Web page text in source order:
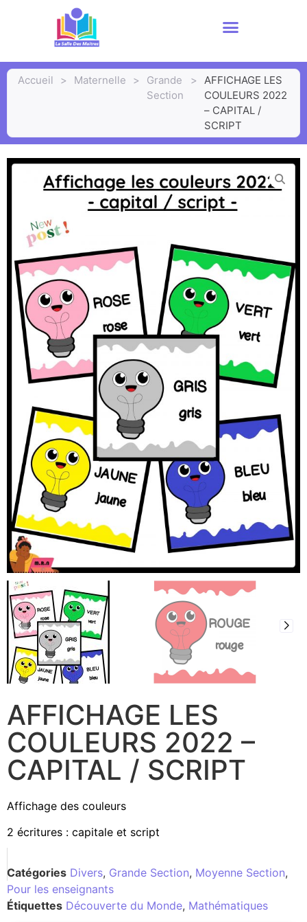
Accueil > Maternelle >
Grande
Section
>
AFFICHAGE LES
COULEURS 2022
– CAPITAL /
SCRIPT
AFFICHAGE LES
COULEURS 2022 –
CAPITAL / SCRIPT
Affichage des couleurs
2 écritures : capitale et script
Catégories Divers, Grande Section, Moyenne Section,
Pour les enseignants
Étiquettes Découverte du Monde, Mathématiques